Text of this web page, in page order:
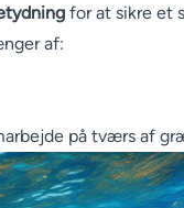
for at sikre et
af:
på tværs af